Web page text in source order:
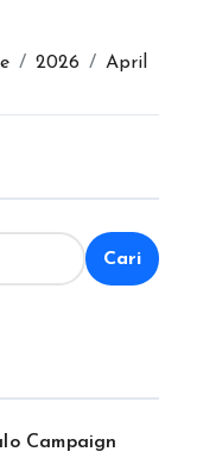
2026 April
Cari
Campaign